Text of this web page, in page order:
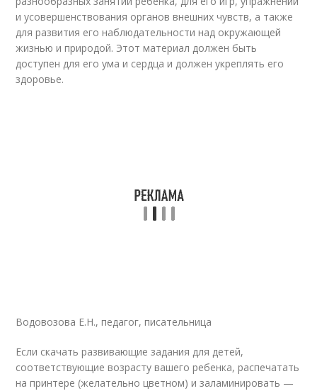
и усовершенствования органов внешних чувств, а также
для развития его наблюдательности над окружающей
жизнью и природой. Этот материал должен быть
доступен для его ума и сердца и должен укреплять его
здоровье.
Водовозова Е.Н., педагог, писательница
Если скачать развивающие задания для детей,
соответствующие возрасту вашего ребенка, распечатать
на принтере (желательно цветном) и заламинировать —